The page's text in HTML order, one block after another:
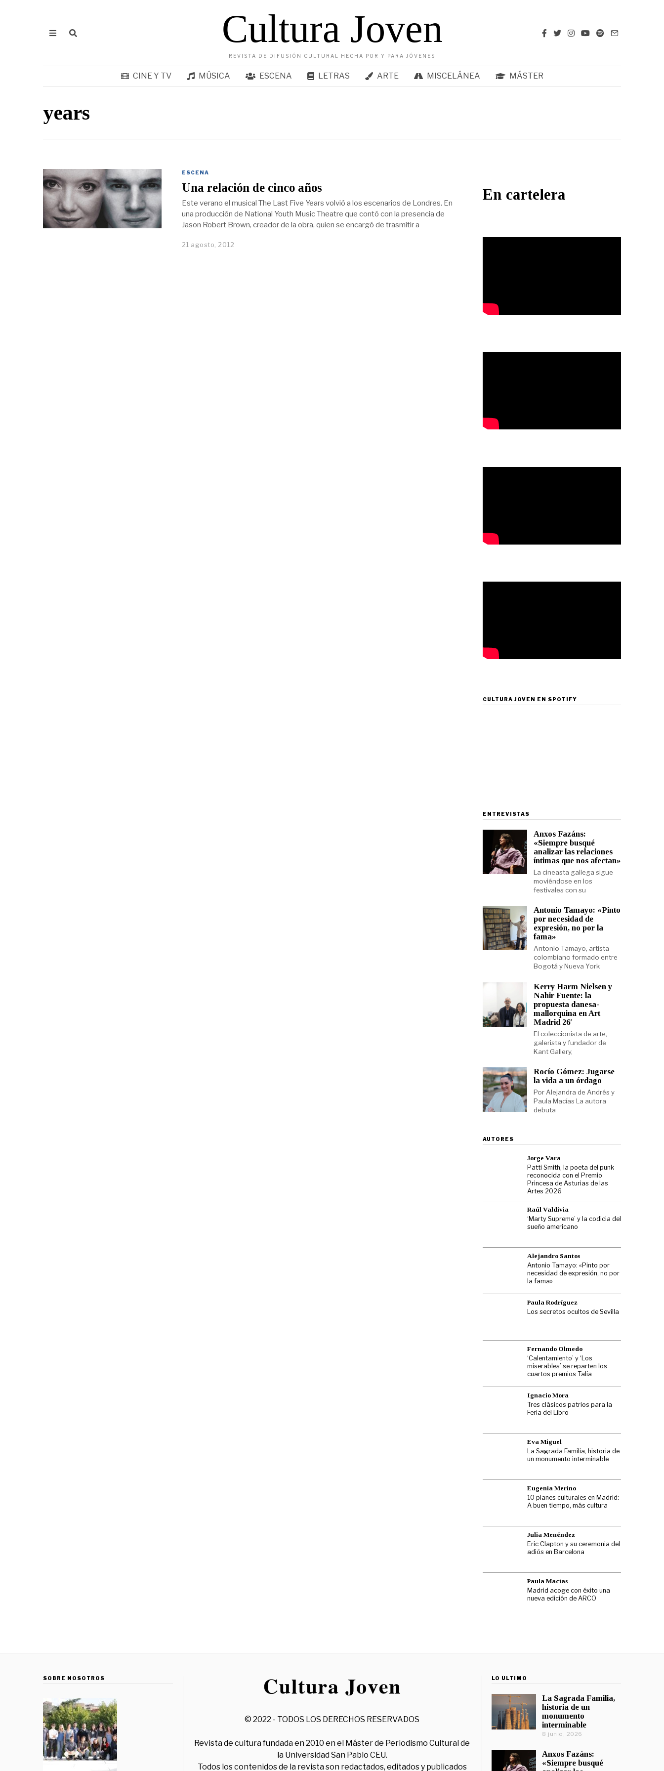
Cultura Joven
REVISTA DE DIFUSIÓN CULTURAL HECHA POR Y PARA JÓVENES
CINE Y TV MÚSICA ESCENA LETRAS ARTE MISCELÁNEA MÁSTER
years
ESCENA
Una relación de cinco años
Este verano el musical The Last Five Years volvió a los escenarios de Londres. En
una producción de National Youth Music Theatre que contó con la presencia de
Jason Robert Brown, creador de la obra, quien se encargó de trasmitir a
21 agosto, 2012
En cartelera
CULTURA JOVEN EN SPOTIFY
ENTREVISTAS
Anxos Fazáns:
«Siempre busqué
analizar las relaciones
íntimas que nos afectan»
La cineasta gallega sigue
moviéndose en los
festivales con su
Antonio Tamayo: «Pinto
por necesidad de
expresión, no por la
fama»
Antonio Tamayo, artista
colombiano formado entre
Bogotá y Nueva York
Kerry Harm Nielsen y
Nahir Fuente: la
propuesta danesa-
mallorquina en Art
Madrid 26′
El coleccionista de arte,
galerista y fundador de
Kant Gallery,
Rocío Gómez: Jugarse
la vida a un órdago
Por Alejandra de Andrés y
Paula Macías La autora
debuta
AUTORES
Jorge Vara
Patti Smith, la poeta del punk
reconocida con el Premio
Princesa de Asturias de las
Artes 2026
Raúl Valdivia
‘Marty Supreme’ y la codicia del
sueño americano
Alejandro Santos
Antonio Tamayo: «Pinto por
necesidad de expresión, no por
la fama»
Paula Rodríguez
Los secretos ocultos de Sevilla
Fernando Olmedo
‘Calentamiento’ y ‘Los
miserables’ se reparten los
cuartos premios Talía
Ignacio Mora
Tres clásicos patrios para la
Feria del Libro
Eva Miguel
La Sagrada Familia, historia de
un monumento interminable
Eugenia Merino
10 planes culturales en Madrid:
A buen tiempo, más cultura
Julia Menéndez
Eric Clapton y su ceremonia del
adiós en Barcelona
Paula Macías
Madrid acoge con éxito una
nueva edición de ARCO
SOBRE NOSOTROS
© 2022 - TODOS LOS DERECHOS RESERVADOS
Revista de cultura fundada en 2010 en el Máster de Periodismo Cultural de
la Universidad San Pablo CEU.
Todos los contenidos de la revista son redactados, editados y publicados
LO ÚLTIMO
La Sagrada Familia,
historia de un
monumento
interminable
8 junio, 2026
Anxos Fazáns:
«Siempre busqué